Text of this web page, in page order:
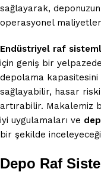
sağlayarak,
operasyonel
Endüstriyel raf
için geniş bir
depolama
sağlayabilir, hasar
artırabilir. Makalemiz
iyi uygulamaları ve
bir şekilde
Depo Raf